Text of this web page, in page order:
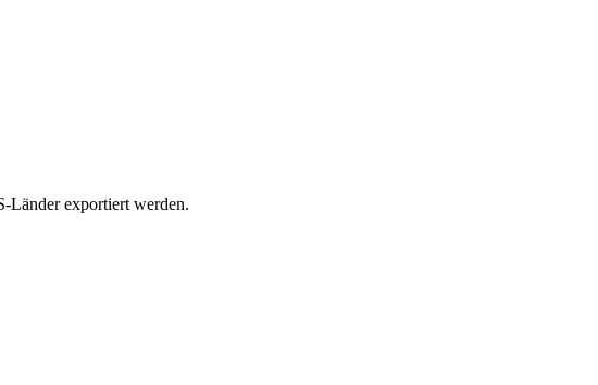
Länder exportiert werden.